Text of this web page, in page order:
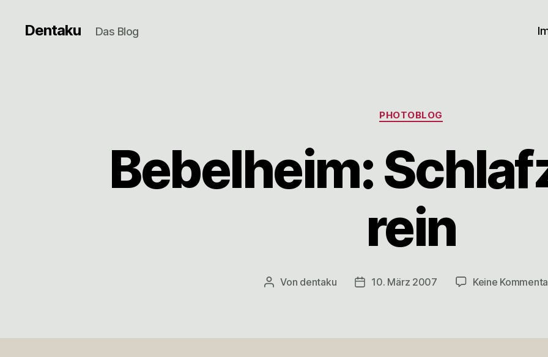
Dentaku Das Blog
Kategorien
PHOTOBLOG
Bebelheim:
rein
Beitragsautor
Von dentaku Veröffentlichungsdatum
10. März 2007 Keine